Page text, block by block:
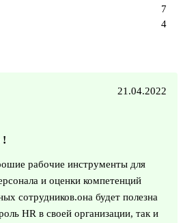
4
7
21.04.2022
!
рабочие инструменты для
и оценки компетенций
сотрудников.она будет полезна
HR в своей организации, так и